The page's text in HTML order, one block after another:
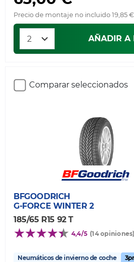
Precio de montaje no incluido 19,85 €
AÑADIR A
Comparar seleccionados
BFGOODRICH
G-FORCE WINTER 2
185/65 R15 92 T
4,4/5 (14 opiniones)
Neumáticos de invierno de coche